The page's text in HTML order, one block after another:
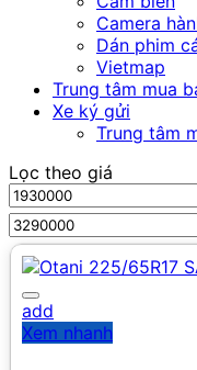
Camera
Dán phim
Vietmap
Trung tâm mua
Xe ký gửi
Trung tâm
Lọc theo giá
Giá
tối
thiểu
add
Xem nhanh